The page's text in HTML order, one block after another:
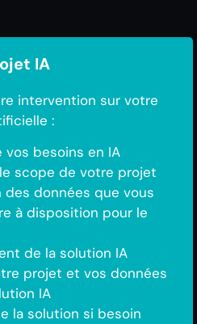
IA
intervention sur votre
:
vos besoins en IA
scope de votre projet
des données que vous
à disposition pour le
de la solution IA
projet et vos données
IA
la solution si besoin